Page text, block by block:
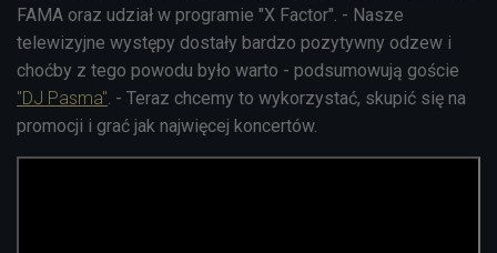
FAMA oraz udział w programie "X Factor". - Nasze
telewizyjne występy dostały bardzo pozytywny odzew i
choćby z tego powodu było warto - podsumowują goście
"DJ Pasma". - Teraz chcemy to wykorzystać, skupić się na
promocji i grać jak najwięcej koncertów.